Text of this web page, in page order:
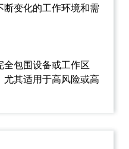
断变化的工作环境和需
全包围设备或工作区
其适用于高风险或高